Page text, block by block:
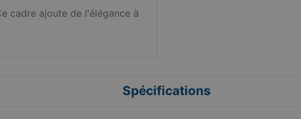
cadre ajoute de l'élégance à
Spécifications